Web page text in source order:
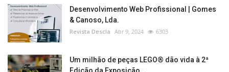
Desenvolvimento Web Profissional | Gomes
& Canoso, Lda.
Revista Descla Abr 9, 2024 6303
Um milhão de peças LEGO® dão vida à 2ª